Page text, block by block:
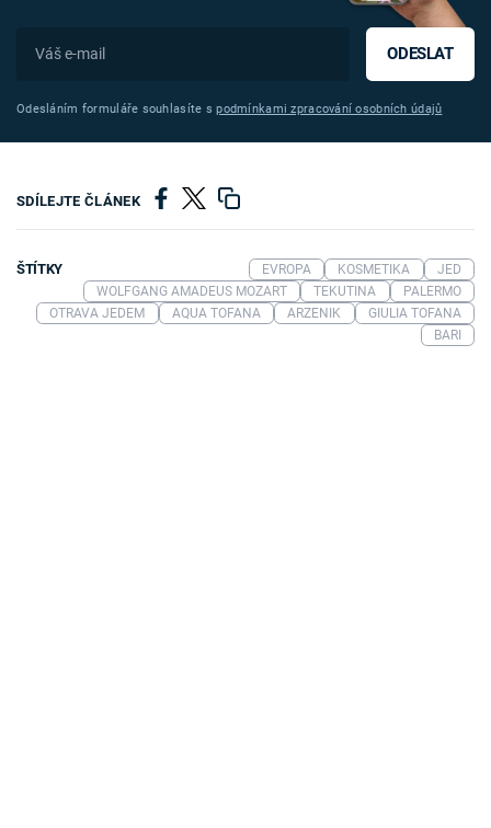
ODESLAT
Odesláním formuláře souhlasíte spodmínkami zpracování osobních údajů
SDÍLEJTE ČLÁNEK
ŠTÍTKY EVROPA KOSMETIKA
JED
WOLFGANG AMADEUS MOZART
TEKUTINA
PALERMO
OTRAVA JEDEM
AQUA TOFANA ARZENIK
GIULIA TOFANA
BARI